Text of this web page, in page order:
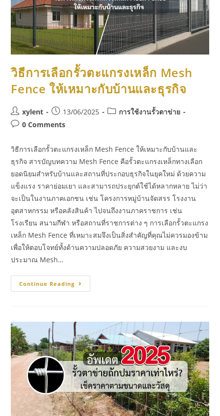
วิธีการเลือกรั้วตะแกรงเหล็ก Mesh
Fence ให้เหมาะกับบ้านและธุรกิจ
xylent 13/06/2025
การใช้งานรั้วตาข่าย
0 Comments
วิธีการเลือกรั้วตะแกรงเหล็ก Mesh Fence ให้เหมาะกับบ้านและ
ธุรกิจ สารบัญบทความ Mesh Fence คือรั้วตะแกรงเหล็กทางเลือก
ยอดนิยมสำหรับบ้านและสถานที่ประกอบธุรกิจในยุคใหม่ ด้วยความ
แข็งแรง ราคาย่อมเยา และสามารถประยุกต์ใช้ได้หลากหลาย ไม่ว่า
จะเป็นในงานภาคเอกชน เช่น โครงการหมู่บ้านจัดสรร โรงงาน
อุตสาหกรรม หรือคลังสินค้า ไปจนถึงงานภาคราชการ เช่น
โรงเรียน สนามกีฬา หรือสถานที่ราชการต่าง ๆ การเลือกรั้วตะแกรง
เหล็ก Mesh Fence ที่เหมาะสมจึงเป็นสิ่งสำคัญที่คุณไม่ควรมองข้าม
เพื่อให้ตอบโจทย์ทั้งด้านความปลอดภัย ความสวยงาม และงบ
ประมาณ Mesh…
Continue Reading